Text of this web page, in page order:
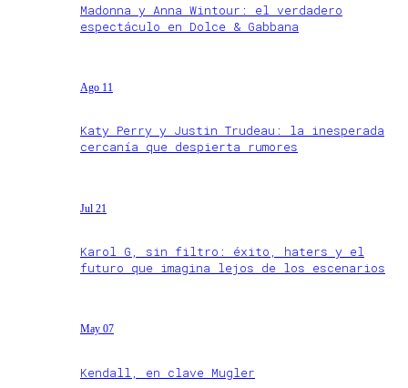
Madonna y Anna Wintour: el verdadero
espectáculo en Dolce & Gabbana
Ago 11
Katy Perry y Justin Trudeau: la inesperada
cercanía que despierta rumores
Jul 21
Karol G, sin filtro: éxito, haters y el
futuro que imagina lejos de los escenarios
May 07
Kendall, en clave Mugler